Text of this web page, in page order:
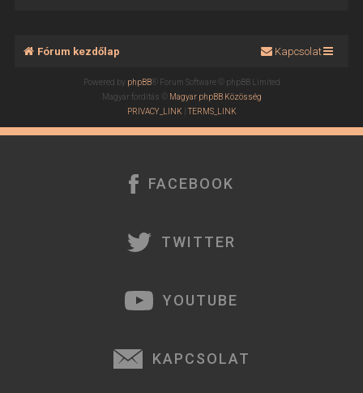
Fórum kezdőlap Kapcsolat
Powered by phpBB® Forum Software © phpBB Limited
Magyar fordítás © Magyar phpBB Közösség
PRIVACY_LINK |TERMS_LINK
FACEBOOK
TWITTER
YOUTUBE
KAPCSOLAT